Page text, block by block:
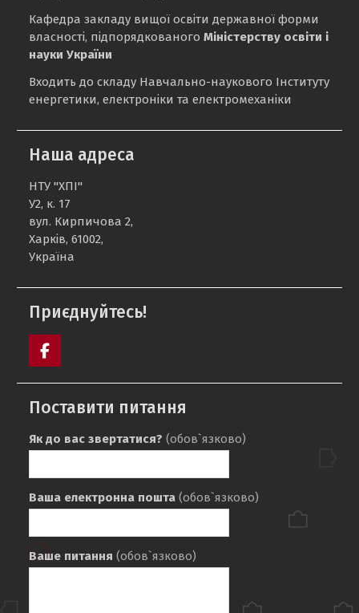
Кафедра закладу вищої освіти державної форми
власності, підпорядкованогоМіністерству освіти і
науки України
Входить до складу Навчально-наукового Інституту
енергетики, електроніки та електромеханіки
Наша адреса
НТУ "ХПІ"
У2, к. 17
вул. Кирпичова 2,
Харків, 61002,
Україна
Приєднуйтесь!
Поставити питання
Як до вас звертатися? (обов`язково)
Ваша електронна пошта (обов`язково)
Ваше питання (обов`язково)